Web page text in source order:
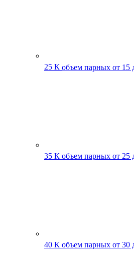
25 К объем парных от 15
35 К объем парных от 25
40 К объем парных от 30